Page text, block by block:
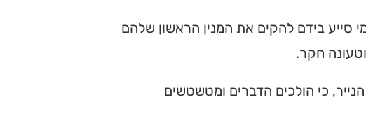
סייע בידם להקים את המנין הראשון שלהם
חקר.
כי הולכים הדברים ומטשטשים